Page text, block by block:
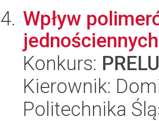
Wpływ
Konkurs:
Kierownik:
Politechnika